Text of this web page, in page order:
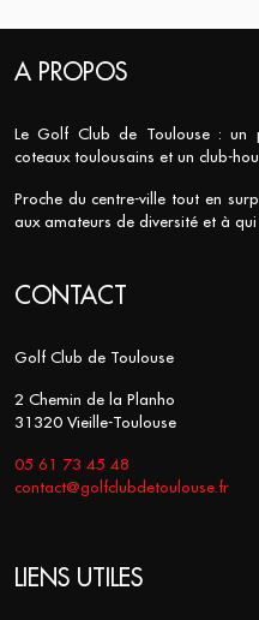
A PROPOS
Le Golf Club de Toulouse :
coteaux toulousains et un club-
Proche du centre-ville tout en
aux amateurs de diversité et à
CONTACT
Golf Club de Toulouse
2 Chemin de la Planho
31320 Vieille-Toulouse
05 61 73 45 48
contact@golfclubdetoulouse.fr
LIENS UTILES